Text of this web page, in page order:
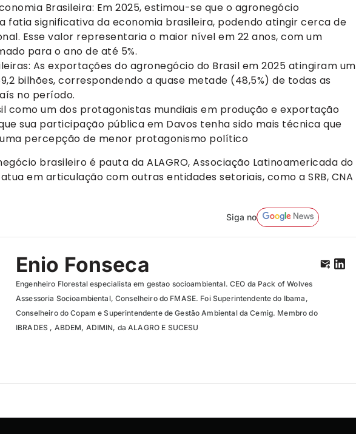
Brasileira: Em 2025, estimou-se que o agronegócio
fatia significativa da economia brasileira, podendo atingir cerca de
Esse valor representaria o maior nível em 22 anos, com um
para o ano de até 5%.
As exportações do agronegócio do Brasil em 2025 atingiram um
bilhões, correspondendo a quase metade (48,5%) de todas as
no período.
como um dos protagonistas mundiais em produção e exportação
sua participação pública em Davos tenha sido mais técnica que
percepção de menor protagonismo político
brasileiro é pauta da ALAGRO, Associação Latinoamericada do
em articulação com outras entidades setoriais, como a SRB, CNA
Siga no
Enio Fonseca
Engenheiro Florestal especialista em gestao socioambiental. CEO da Pack of Wolves
Assessoria Socioambiental, Conselheiro do FMASE. Foi Superintendente do Ibama,
Conselheiro do Copam e Superintendente de Gestão Ambiental da Cemig. Membro do
IBRADES , ABDEM, ADIMIN, da ALAGRO E SUCESU